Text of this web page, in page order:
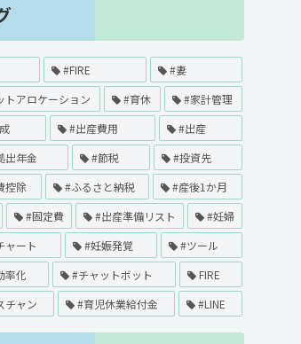
#FIRE
#妻
トアロケーション
#育休
#家計管理
#出産費用
#出産
出年金
#節税
#投資先
控除
#ふるさと納税
#産後1か月
#固定費 #出産準備リスト
#妊婦
ャート
#妊娠発覚
#ツール
率化
#チャットボット
FIRE
チャン
#育児休業給付金 #LINE